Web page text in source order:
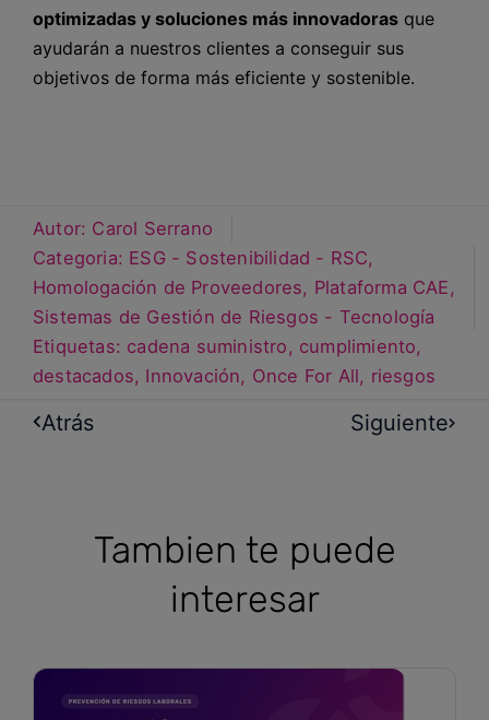
optimizadas y soluciones más innovadoras que
ayudarán a nuestros clientes a conseguir sus
objetivos de forma más eficiente y sostenible.
Autor: Carol Serrano
Categoria: ESG - Sostenibilidad - RSC,
Homologación de Proveedores, Plataforma CAE,
Sistemas de Gestión de Riesgos - Tecnología
Etiquetas: cadena suministro, cumplimiento,
destacados, Innovación, Once For All, riesgos
Atrás Siguiente
Tambien te puede
interesar